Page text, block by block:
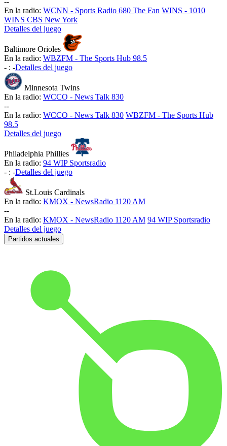
En la radio: WCNN - Sports Radio 680 The Fan WINS - 1010
WINS CBS New York
Detalles del juego
Baltimore Orioles
En la radio: WBZFM - The Sports Hub 98.5
- : -Detalles del juego
Minnesota Twins
En la radio: WCCO - News Talk 830
--
En la radio: WCCO - News Talk 830 WBZFM - The Sports Hub
98.5
Detalles del juego
Philadelphia Phillies
En la radio: 94 WIP Sportsradio
- : -Detalles del juego
St.Louis Cardinals
En la radio: KMOX - NewsRadio 1120 AM
--
En la radio: KMOX - NewsRadio 1120 AM 94 WIP Sportsradio
Detalles del juego
Partidos actuales